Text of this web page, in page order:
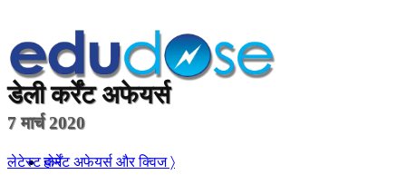
होम
डेली कर्रेंट अफेयर्स
7 मार्च 2020
लेटेस्ट कर्रेंट अफेयर्स और क्विज 〉